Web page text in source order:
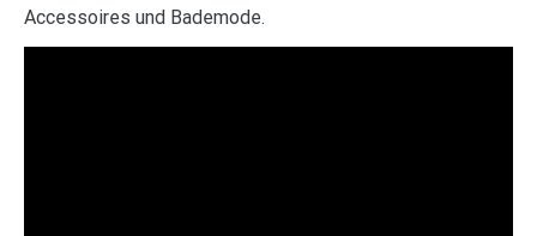
Accessoires und Bademode.